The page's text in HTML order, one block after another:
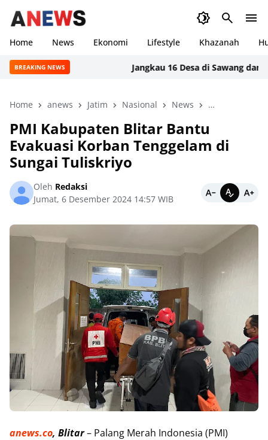
Home News Ekonomi Lifestyle Khazanah
BREAKING NEWS Jangkau 16 Desa di Sawang dan
Home anews Jatim Nasional News peristiwa
PMI Kabupaten Blitar Bantu
Evakuasi Korban Tenggelam di
Sungai Tuliskriyo
Oleh Redaksi
Jumat, 6 Desember 2024 14:57 WIB
anews.co, Blitar– Palang Merah Indonesia (PMI)